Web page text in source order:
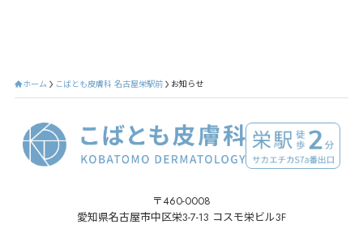
ホーム こばとも皮膚科 名古屋栄駅前 お知らせ
〒460-0008
愛知県名古屋市中区栄3-7-13 コスモ栄ビル3F